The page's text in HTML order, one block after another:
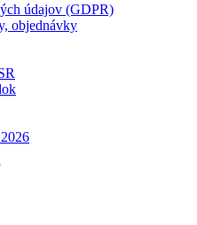
údajov (GDPR)
objednávky